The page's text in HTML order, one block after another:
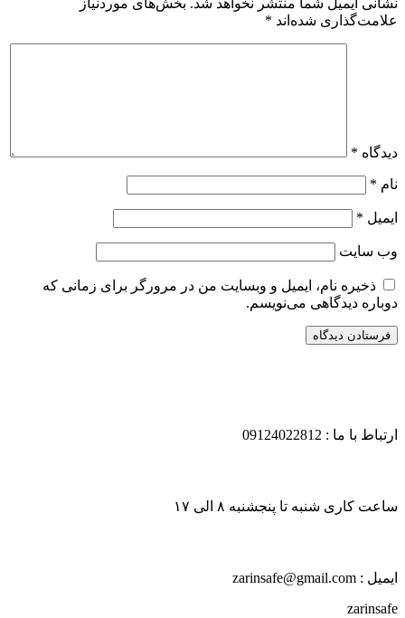
نشانی ایمیل شما منتشر نخواهد شد. بخش‌های موردنیاز
علامت‌گذاری شده‌اند *
دیدگاه *
نام *
ایمیل *
وب‌ سایت
ذخیره نام، ایمیل و وبسایت من در مرورگر برای زمانی که
دوباره دیدگاهی می‌نویسم.
ارتباط با ما : 09124022812
ساعت کاری شنبه تا پنجشنبه ۸ الی ۱۷
ایمیل : zarinsafe@gmail.com
zarinsafe